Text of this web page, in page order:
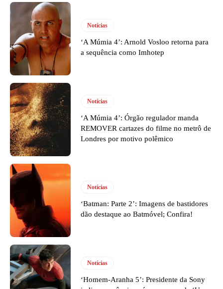
Notícias
‘A Múmia 4’: Arnold Vosloo retorna para
a sequência como Imhotep
Notícias
‘A Múmia 4’: Órgão regulador manda
REMOVER cartazes do filme no metrô de
Londres por motivo polêmico
Notícias
‘Batman: Parte 2’: Imagens de bastidores
dão destaque ao Batmóvel; Confira!
Notícias
‘Homem-Aranha 5’: Presidente da Sony